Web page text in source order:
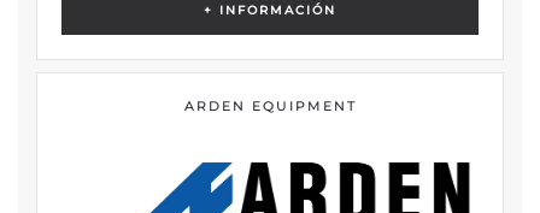
+ INFORMACIÓN
ARDEN EQUIPMENT